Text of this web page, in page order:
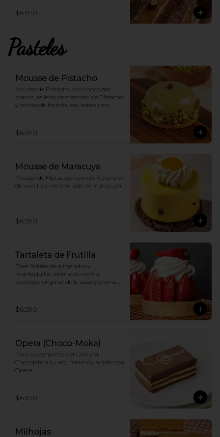
$6.590
Pasteles
Mousse de Pistacho
Mousse de Pistacho con chocolate
blanco, relleno de cremoso de Pistacho
y centro de frambuesa, sobre una
$6.590
Mousse de Maracuya
Mousse de Maracuyá con créme brûlée
de vainilla y mermelada de maracuyá.
$6.590
Tartaleta de Frutilla
Base Sablée de almendra y
mantequilla, rellena de crema
pastelera original de la casa y crema
$6.590
Opera (Choco-Moka)
Para los amantes del Café y el
Chocolate a su vez, traemos la deliciosa
Opera...
$6.590
Milhojas